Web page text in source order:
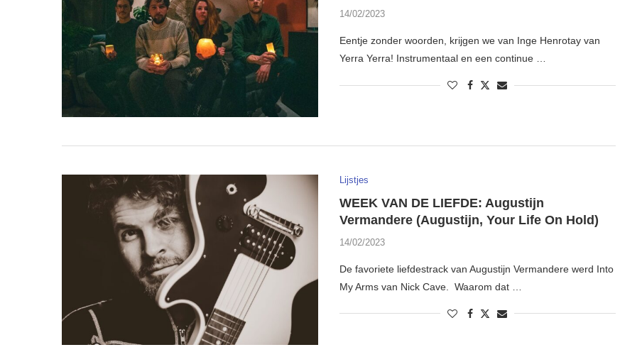
14/02/2023
Eentje zonder woorden, krijgen we van Inge Henrotay van
Yerra Yerra! Instrumentaal en een continue …
Lijstjes
WEEK VAN DE LIEFDE: Augustijn
Vermandere (Augustijn, Your Life On Hold)
14/02/2023
De favoriete liefdestrack van Augustijn Vermandere werd Into
My Arms van Nick Cave. Waarom dat …